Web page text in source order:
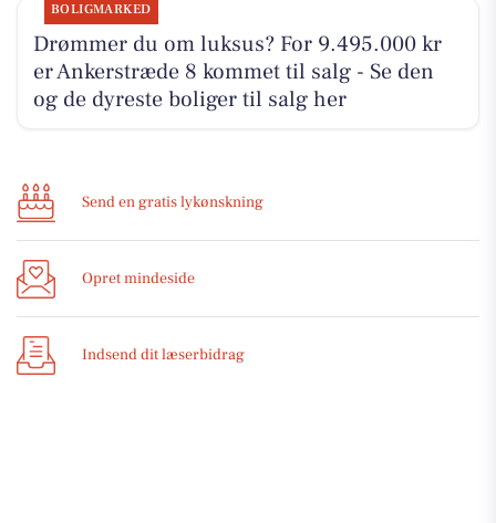
BOLIGMARKED
Drømmer du om luksus? For 9.495.000 kr
er Ankerstræde 8 kommet til salg - Se den
og de dyreste boliger til salg her
Send en gratis lykønskning
Opret mindeside
Indsend dit læserbidrag